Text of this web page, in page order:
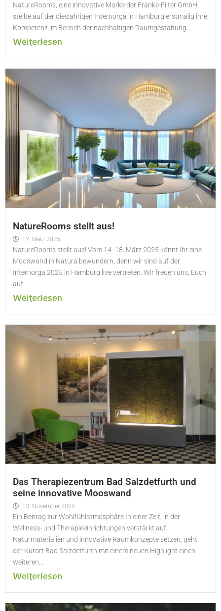
NatureRooms, eine innovative Marke der Franke-Filter GmbH,
stellte auf der diesjährigen Internorga in Hamburg erstmalig ihre
Kompetenz im Bereich der nachhaltigen Raumgestaltung...
Weiterlesen
NatureRooms stellt aus!
12. März 2025
NatureRooms stellt aus! Vom 14.-18. März 2025 könnt Ihr eine
Mooswand in Natura bewundern, denn wir sind auf der
Internorga 2025 in Hamburg live vertreten. Wir freuen uns, Euch
auf...
Weiterlesen
Das Therapiezentrum Bad Salzdetfurth und
seine innovative Mooswand
13. November 2024
Ein Beitrag zur Wohlfühlatmosphäre In einer Zeit, in der
Wellness- und Therapieeinrichtungen verstärkt auf
Naturmaterialien und innovative Raumkonzepte setzen, geht
der Kurort Bad Salzdetfurth mit einem neuen Highlight einen
weiteren...
Weiterlesen